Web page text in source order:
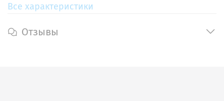
Все характеристики
Отзывы